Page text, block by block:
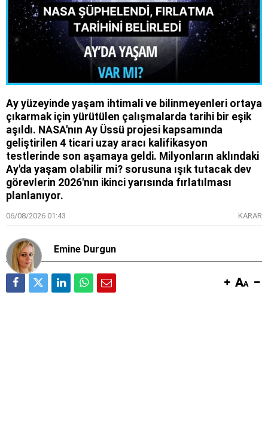
Ay yüzeyinde yaşam ihtimali ve bilinmeyenleri ortaya
çıkarmak için yürütülen çalışmalarda tarihi bir eşik
aşıldı. NASA'nın Ay Üssü projesi kapsamında
geliştirilen 4 ticari uzay aracı kalifikasyon
testlerinde son aşamaya geldi. Milyonların aklındaki
Ay'da yaşam olabilir mi? sorusuna ışık tutacak dev
görevlerin 2026'nın ikinci yarısında fırlatılması
planlanıyor.
06/08/2026 01:43 KARAR
Emine Durgun